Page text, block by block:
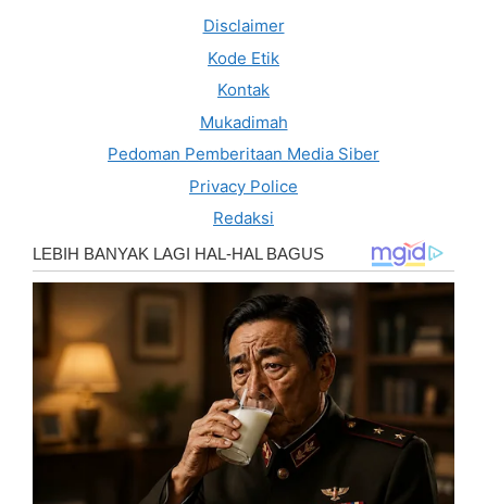
Disclaimer
Kode Etik
Kontak
Mukadimah
Pedoman Pemberitaan Media Siber
Privacy Police
Redaksi